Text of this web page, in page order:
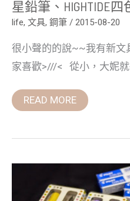
星鉛筆、HIGHTIDE
life, 文具, 鋼筆 / 2015-08-20
很小聲的的說~~我有新文
家喜歡>///< 從小，大妮
星
鉛
筆、
HIGHTIDE
四
色
原
筆
READ MORE